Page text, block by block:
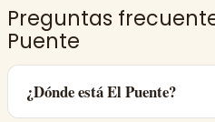
Preguntas
Puente
¿Dónde está El Puente?